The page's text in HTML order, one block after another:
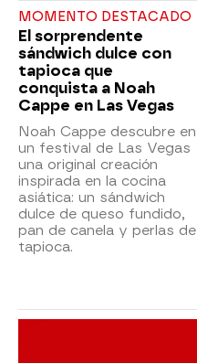
MOMENTO DESTACADO
El sorprendente
sándwich dulce con
tapioca que
conquista a Noah
Cappe en Las Vegas
Noah Cappe descubre en
un festival de Las Vegas
una original creación
inspirada en la cocina
asiática: un sándwich
dulce de queso fundido,
pan de canela y perlas de
tapioca.